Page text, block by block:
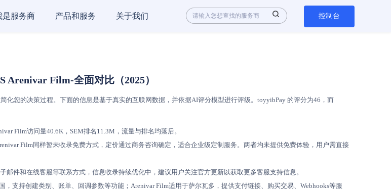
是服务商 产品和服务 关于我们 控制台
Arenivar Film-全面对比（2025）
化您的决策过程。下面的信息是基于真实的互联网数据，并依据AI评分模型进行评级。toyyibPay 的评分为46，而
Film访问量40.6K，SEM排名11.3M，流量与排名均落后。
Film同样暂未收录免费方式，定价通过商务咨询确定，适合企业级定制服务。两者均未提供免费体验，用户需直接
件和在线客服等联系方式，信息收录持续优化中，建议用户关注官方更新以获取更多客服支持信息。
支持创建类别、账单、回调参数等功能；Arenivar Film适用于萨尔瓦多，提供支付链接、购买交易、Webhooks等服